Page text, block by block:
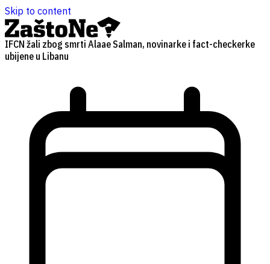
Skip to content
IFCN žali zbog smrti Alaae Salman, novinarke i fact-checkerke
ubijene u Libanu